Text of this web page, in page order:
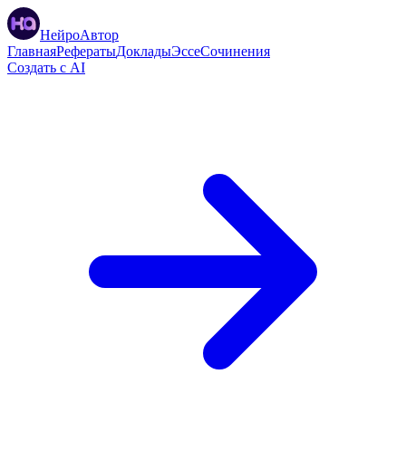
НейроАвтор
ГлавнаяРефератыДокладыЭссеСочинения
Создать с AI